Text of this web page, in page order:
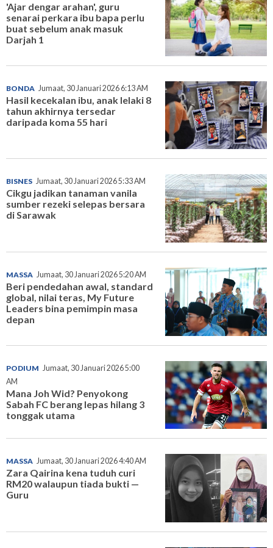
'Ajar dengar arahan', guru
senarai perkara ibu bapa perlu
buat sebelum anak masuk
Darjah 1
BONDA Jumaat, 30 Januari 2026 6:13 AM
Hasil kecekalan ibu, anak lelaki 8
tahun akhirnya tersedar
daripada koma 55 hari
BISNES Jumaat, 30 Januari 2026 5:33 AM
Cikgu jadikan tanaman vanila
sumber rezeki selepas bersara
di Sarawak
MASSA Jumaat, 30 Januari 2026 5:20 AM
Beri pendedahan awal, standard
global, nilai teras, My Future
Leaders bina pemimpin masa
depan
PODIUM Jumaat, 30 Januari 2026 5:00
AM
Mana Joh Wid? Penyokong
Sabah FC berang lepas hilang 3
tonggak utama
MASSA Jumaat, 30 Januari 2026 4:40 AM
Zara Qairina kena tuduh curi
RM20 walaupun tiada bukti —
Guru